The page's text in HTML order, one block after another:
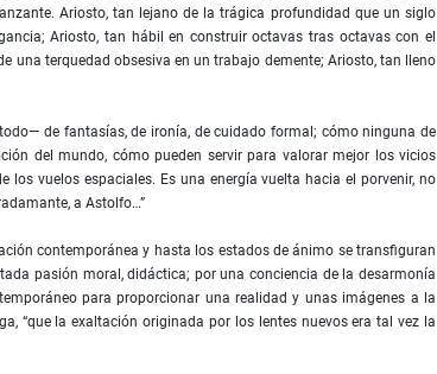
Ariosto, tan lejano de la trágica profundidad que un siglo
Ariosto, tan hábil en construir octavas tras octavas con el
una terquedad obsesiva en un trabajo demente; Ariosto, tan lleno
de fantasías, de ironía, de cuidado formal; cómo ninguna de
del mundo, cómo pueden servir para valorar mejor los vicios
los vuelos espaciales. Es una energía vuelta hacia el porvenir, no
a Astolfo…”
contemporánea y hasta los estados de ánimo se transfiguran
pasión moral, didáctica; por una conciencia de la desarmonía
para proporcionar una realidad y unas imágenes a la
“que la exaltación originada por los lentes nuevos era tal vez la